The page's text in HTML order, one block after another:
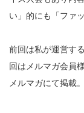
い」的にも「ファ
前回は私が運営す
回はメルマガ会員
メルマガにて掲載